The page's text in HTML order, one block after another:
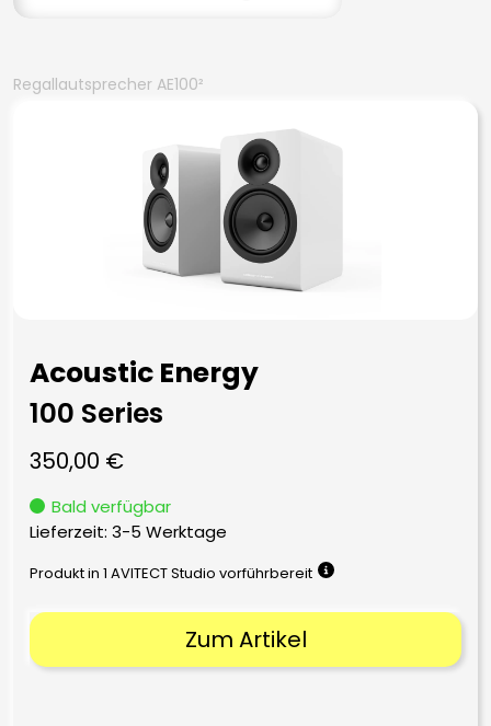
Regallautsprecher AE100²
Acoustic Energy
100 Series
350,00 €
Bald verfügbar
Lieferzeit: 3-5 Werktage
Produkt in 1 AVITECT Studio vorführbereit
Zum Artikel